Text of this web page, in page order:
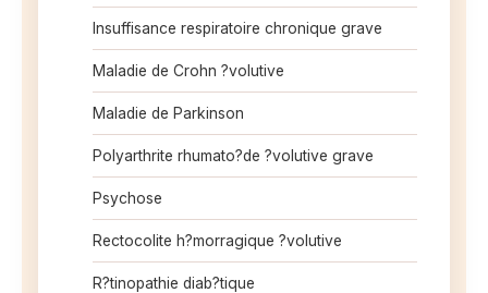
Insuffisance respiratoire chronique grave
Maladie de Crohn ?volutive
Maladie de Parkinson
Polyarthrite rhumato?de ?volutive grave
Psychose
Rectocolite h?morragique ?volutive
R?tinopathie diab?tique